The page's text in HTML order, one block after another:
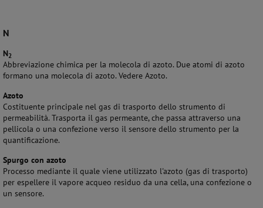
N
N2
Abbreviazione chimica per la molecola di azoto. Due atomi di azoto
formano una molecola di azoto. Vedere Azoto.
Azoto
Costituente principale nel gas di trasporto dello strumento di
permeabilità. Trasporta il gas permeante, che passa attraverso una
pellicola o una confezione verso il sensore dello strumento per la
quantificazione.
Spurgo con azoto
Processo mediante il quale viene utilizzato l'azoto (gas di trasporto)
per espellere il vapore acqueo residuo da una cella, una confezione o
un sensore.